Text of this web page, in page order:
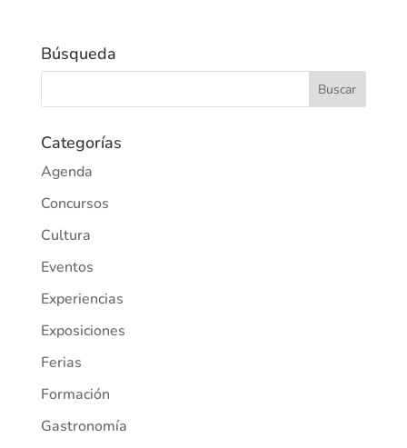
Búsqueda
Categorías
Agenda
Concursos
Cultura
Eventos
Experiencias
Exposiciones
Ferias
Formación
Gastronomía